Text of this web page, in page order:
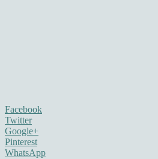
Facebook
Twitter
Google+
Pinterest
WhatsApp